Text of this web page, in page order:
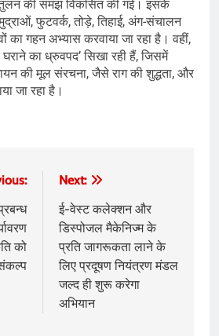
की समझ विकसित की गई। इसके
मुद्राओं, फुटवर्क, तोड़े, तिहाई, अंग-संचालन
गहन अभ्यास करवाया जा रहा है। वहीं,
का ध्रुवपद’ सिखा रही हैं, जिसमें
की मूल संरचना, जैसे राग की शुद्धता, और
जा रहा है।
को
Next:
ई-वेस्ट कलेक्शन और
डिस्पोजल मैकेनिज्म के
प्रति जागरूकता लाने के
लिए प्रदूषण नियंत्रण मंडल
जल्द ही शुरू करेगा
अभियान